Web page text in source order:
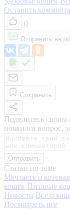
Оставить
0
Отправить на
Сохранить
Поделитесь
появился вопрос,
Отправить
Статьи по теме
Мечтаете о котенке
кошек Питание
Новости Всё о
Посмотреть все